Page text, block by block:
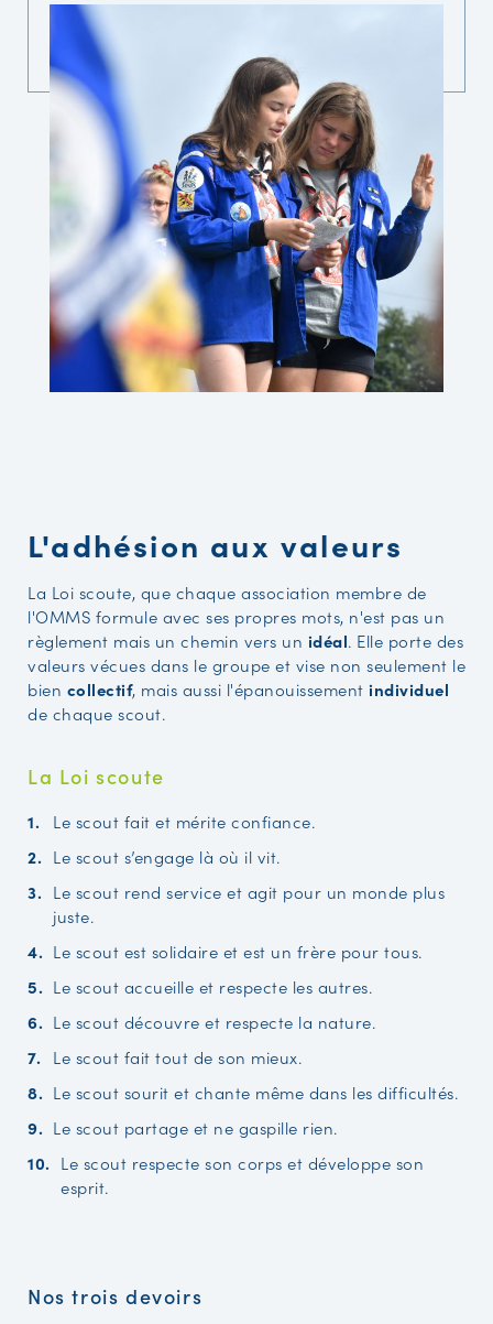
L'adhésion aux valeurs
La Loi scoute, que chaque association membre de
l'OMMS formule avec ses propres mots, n'est pas un
règlement mais un chemin vers un idéal. Elle porte des
valeurs vécues dans le groupe et vise non seulement le
bien collectif, mais aussi l'épanouissement individuel
de chaque scout.
La Loi scoute
Le scout fait et mérite confiance.
Le scout s’engage là où il vit.
Le scout rend service et agit pour un monde plus
juste.
Le scout est solidaire et est un frère pour tous.
Le scout accueille et respecte les autres.
Le scout découvre et respecte la nature.
Le scout fait tout de son mieux.
Le scout sourit et chante même dans les difficultés.
Le scout partage et ne gaspille rien.
Le scout respecte son corps et développe son
esprit.
Nos trois devoirs